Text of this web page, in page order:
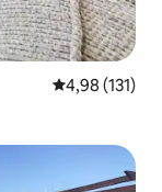
Średnia
4,98 (131)